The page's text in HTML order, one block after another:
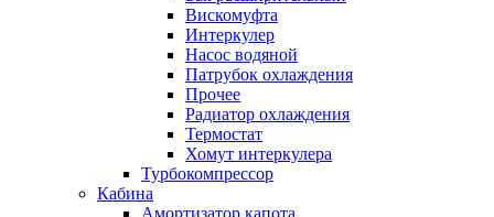
Вискомуфта
Интеркулер
Насос водяной
Патрубок охлаждения
Прочее
Радиатор охлаждения
Термостат
Хомут интеркулера
Турбокомпрессор
Кабина